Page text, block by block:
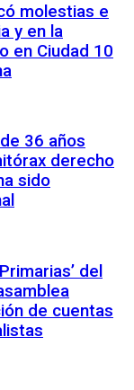
molestias e
y en la
en Ciudad 10
36 años
derecho
sido
del
de cuentas